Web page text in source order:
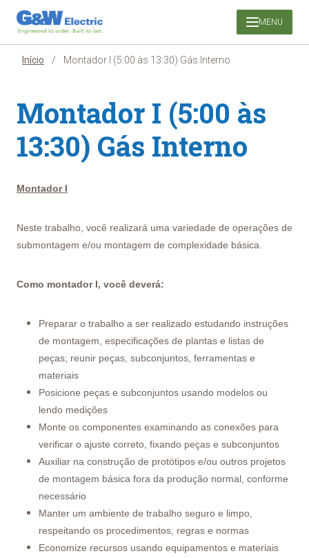
Pular
para
o
conteúdo
MENU
Início / Montador I (5:00 às 13:30) Gás Interno
Montador I (5:00 às
13:30) Gás Interno
Montador I
Neste trabalho, você realizará uma variedade de operações de
submontagem e/ou montagem de complexidade básica.
Como montador I, você deverá:
Preparar o trabalho a ser realizado estudando instruções
de montagem, especificações de plantas e listas de
peças; reunir peças, subconjuntos, ferramentas e
materiais
Posicione peças e subconjuntos usando modelos ou
lendo medições
Monte os componentes examinando as conexões para
verificar o ajuste correto, fixando peças e subconjuntos
Auxiliar na construção de protótipos e/ou outros projetos
de montagem básica fora da produção normal, conforme
necessário
Manter um ambiente de trabalho seguro e limpo,
respeitando os procedimentos, regras e normas
Economize recursos usando equipamentos e materiais